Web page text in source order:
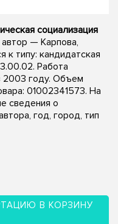
социализация
автор — Карпова,
к типу: кандидатская
Работа
2003 году. Объем
01002341573. На
сведения о
год, город, тип
В КОРЗИНУ